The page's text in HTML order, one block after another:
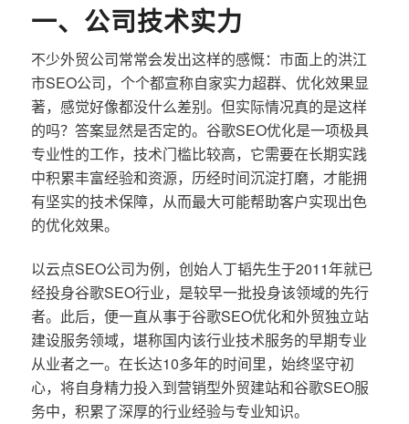
一、公司技术实力
不少外贸公司常常会发出这样的感慨：市面上的洪江
市SEO公司，个个都宣称自家实力超群、优化效果显
著，感觉好像都没什么差别。但实际情况真的是这样
的吗？答案显然是否定的。谷歌SEO优化是一项极具
专业性的工作，技术门槛比较高，它需要在长期实践
中积累丰富经验和资源，历经时间沉淀打磨，才能拥
有坚实的技术保障，从而最大可能帮助客户实现出色
的优化效果。
以云点SEO公司为例，创始人丁韬先生于2011年就已
经投身谷歌SEO行业，是较早一批投身该领域的先行
者。此后，便一直从事于谷歌SEO优化和外贸独立站
建设服务领域，堪称国内该行业技术服务的早期专业
从业者之一。在长达10多年的时间里，始终坚守初
心，将自身精力投入到营销型外贸建站和谷歌SEO服
务中，积累了深厚的行业经验与专业知识。